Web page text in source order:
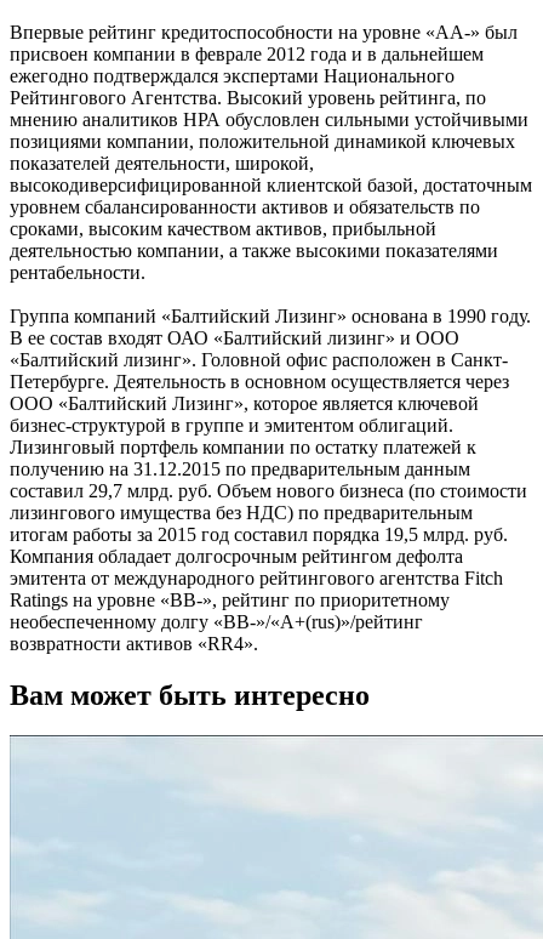
Впервые рейтинг кредитоспособности на уровне «АА-» был
присвоен компании в феврале 2012 года и в дальнейшем
ежегодно подтверждался экспертами Национального
Рейтингового Агентства. Высокий уровень рейтинга, по
мнению аналитиков НРА обусловлен сильными устойчивыми
позициями компании, положительной динамикой ключевых
показателей деятельности, широкой,
высокодиверсифицированной клиентской базой, достаточным
уровнем сбалансированности активов и обязательств по
сроками, высоким качеством активов, прибыльной
деятельностью компании, а также высокими показателями
рентабельности.
Группа компаний «Балтийский Лизинг» основана в 1990 году.
В ее состав входят ОАО «Балтийский лизинг» и ООО
«Балтийский лизинг». Головной офис расположен в Санкт-
Петербурге. Деятельность в основном осуществляется через
ООО «Балтийский Лизинг», которое является ключевой
бизнес-структурой в группе и эмитентом облигаций.
Лизинговый портфель компании по остатку платежей к
получению на 31.12.2015 по предварительным данным
составил 29,7 млрд. руб. Объем нового бизнеса (по стоимости
лизингового имущества без НДС) по предварительным
итогам работы за 2015 год составил порядка 19,5 млрд. руб.
Компания обладает долгосрочным рейтингом дефолта
эмитента от международного рейтингового агентства Fitch
Ratings на уровне «BB-», рейтинг по приоритетному
необеспеченному долгу «BB-»/«A+(rus)»/рейтинг
возвратности активов «RR4».
Вам может быть интересно